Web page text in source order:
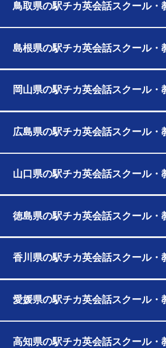
鳥取県の駅チカ英会話スクール・
島根県の駅チカ英会話スクール・
岡山県の駅チカ英会話スクール・
広島県の駅チカ英会話スクール・
山口県の駅チカ英会話スクール・
徳島県の駅チカ英会話スクール・
香川県の駅チカ英会話スクール・
愛媛県の駅チカ英会話スクール・
高知県の駅チカ英会話スクール・